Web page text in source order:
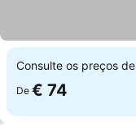
Consulte os preços de
De € 74